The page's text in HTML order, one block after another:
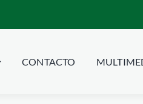
CONTACTO